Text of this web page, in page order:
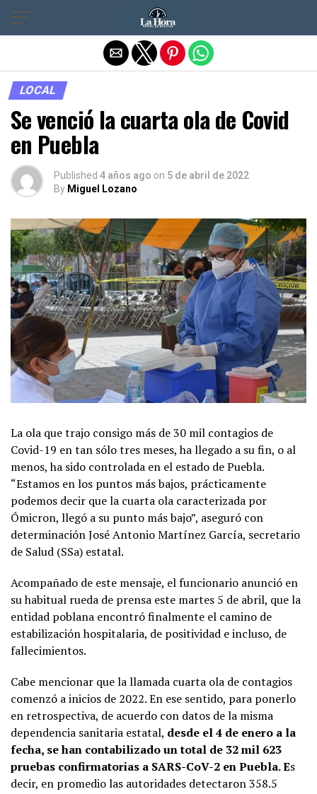
LOCAL
Se venció la cuarta ola de Covid
en Puebla
Published 4 años ago on 5 de abril de 2022
By Miguel Lozano
La ola que trajo consigo más de 30 mil contagios de
Covid-19 en tan sólo tres meses, ha llegado a su fin, o al
menos, ha sido controlada en el estado de Puebla.
“Estamos en los puntos más bajos, prácticamente
podemos decir que la cuarta ola caracterizada por
Ómicron, llegó a su punto más bajo”, aseguró con
determinación José Antonio Martínez García, secretario
de Salud (SSa) estatal.
Acompañado de este mensaje, el funcionario anunció en
su habitual rueda de prensa este martes 5 de abril, que la
entidad poblana encontró finalmente el camino de
estabilización hospitalaria, de positividad e incluso, de
fallecimientos.
Cabe mencionar que la llamada cuarta ola de contagios
comenzó a inicios de 2022. En ese sentido, para ponerlo
en retrospectiva, de acuerdo con datos de la misma
dependencia sanitaria estatal, desde el 4 de enero a la
fecha, se han contabilizado un total de 32 mil 623
pruebas confirmatorias a SARS-CoV-2 en Puebla. Es
decir, en promedio las autoridades detectaron 358.5
Salir de la versión móvil